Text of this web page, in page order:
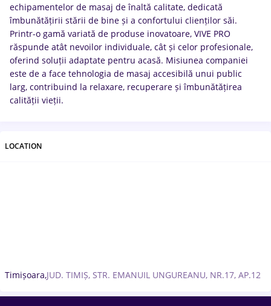
echipamentelor de masaj de înaltă calitate, dedicată
îmbunătățirii stării de bine și a confortului clienților săi.
Printr-o gamă variată de produse inovatoare, VIVE PRO
răspunde atât nevoilor individuale, cât și celor profesionale,
oferind soluții adaptate pentru acasă. Misiunea companiei
este de a face tehnologia de masaj accesibilă unui public
larg, contribuind la relaxare, recuperare și îmbunătățirea
calității vieții.
LOCATION
Timișoara,JUD. TIMIȘ, STR. EMANUIL UNGUREANU, NR.17, AP.12